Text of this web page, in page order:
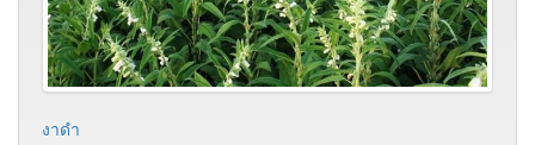
งาดำ